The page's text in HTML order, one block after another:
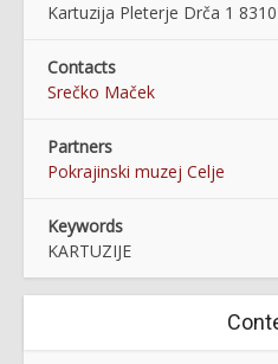
Kartuzija Pleterje Drča 1
Contacts
Srečko Maček
Partners
Pokrajinski muzej Celje
Keywords
KARTUZIJE